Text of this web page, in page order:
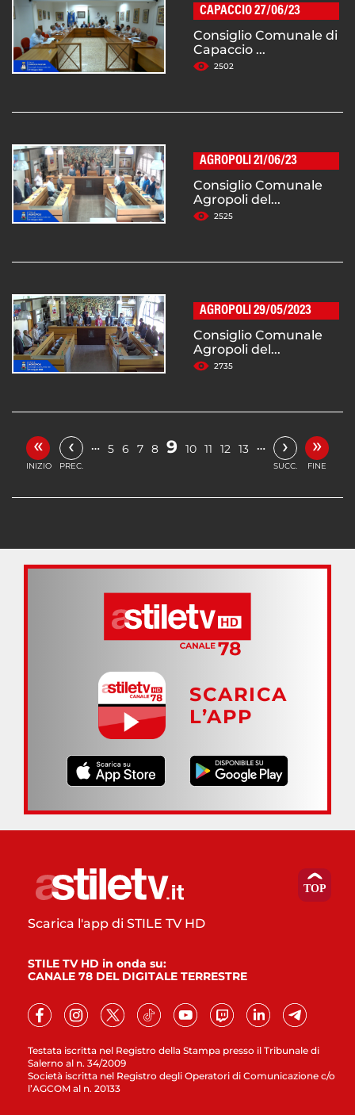
CAPACCIO 27/06/23
Consiglio Comunale di
Capaccio ...
2502
AGROPOLI 21/06/23
Consiglio Comunale
Agropoli del...
2525
AGROPOLI 29/05/2023
Consiglio Comunale
Agropoli del...
2735
«
INIZIO
‹
PREC.
… 5 6 7 8 9 10 11 12 13 … ›
SUCC.
»
FINE
SCARICA
L’APP
Testata iscritta nel Registro della Stampa presso il Tribunale di
Salerno al n. 34/2009
Società iscritta nel Registro degli Operatori di Comunicazione c/o
l’AGCOM al n. 20133
Scarica l'app di STILE TV HD
STILE TV HD in onda su:
CANALE 78 DEL DIGITALE TERRESTRE